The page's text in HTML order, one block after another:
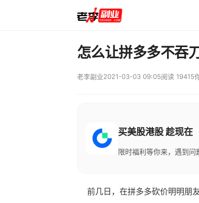
怎么让拼多多不吞
老李副业2021-03-03 09:05阅读 19415
买美股港股 趁现在
限时福利等你来，遇到
前几日，在拼多多砍价明明朋